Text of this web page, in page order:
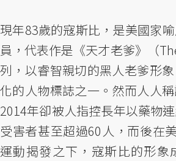
現年83歲的寇斯比，是美國家
員，代表作是《天才老爹》（
列，以睿智親切的黑人老爹形
化的人物標誌之一。然而人人
2014年卻被人指控長年以藥物
受害者甚至超過60人，而後在
運動揭發之下，寇斯比的形象